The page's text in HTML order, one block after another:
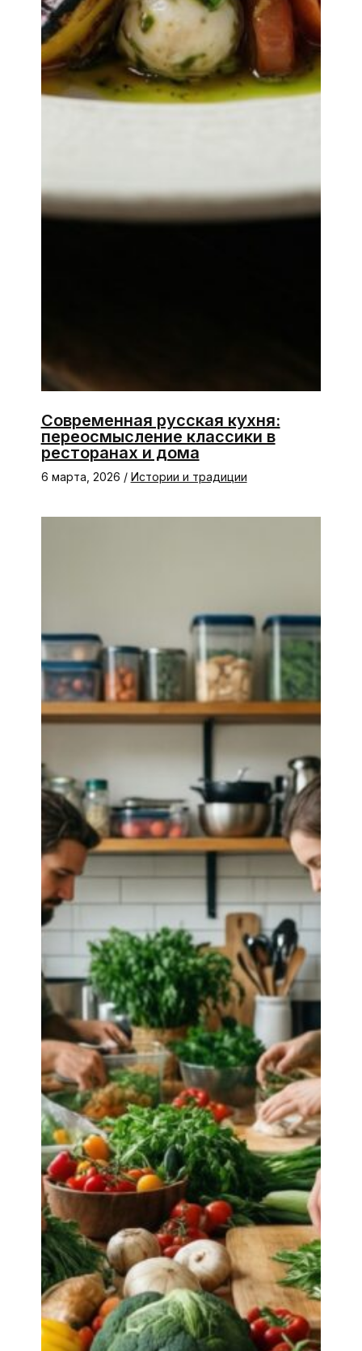
Современная русская кухня:
переосмысление классики в
ресторанах и дома
6 марта, 2026 / Истории и традиции